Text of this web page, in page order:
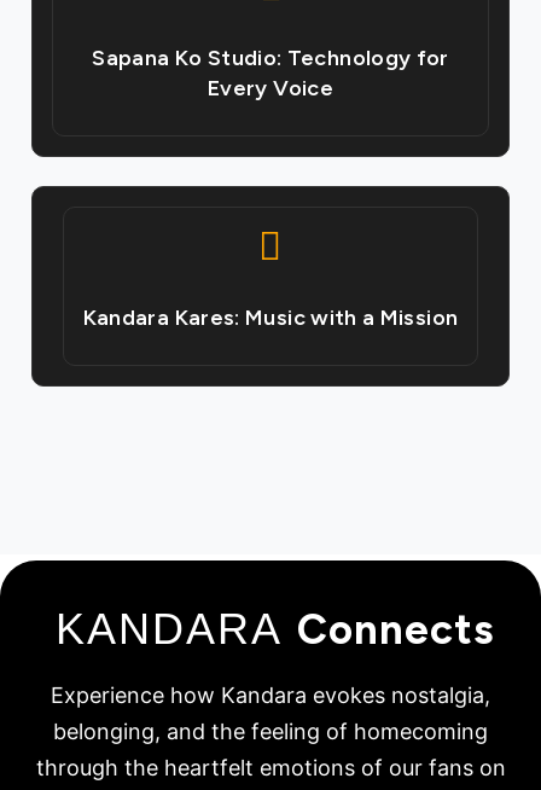
Sapana Ko Studio: Technology for
Every Voice
Kandara Kares: Music with a Mission
KANDARA Connects
Experience how Kandara evokes nostalgia,
belonging, and the feeling of homecoming
through the heartfelt emotions of our fans on